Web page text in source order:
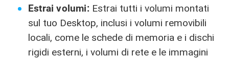
Estrai volumi: Estrai tutti i volumi montati
sul tuo Desktop, inclusi i volumi removibili
locali, come le schede di memoria e i dischi
rigidi esterni, i volumi di rete e le immagini